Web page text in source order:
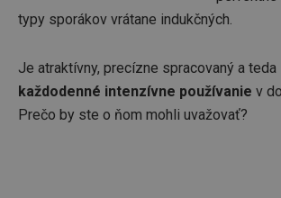
typy sporákov vrátane indukčných.
Je atraktívny, precízne spracovaný a teda
každodenné intenzívne používanie v
Prečo by ste o ňom mohli uvažovať?